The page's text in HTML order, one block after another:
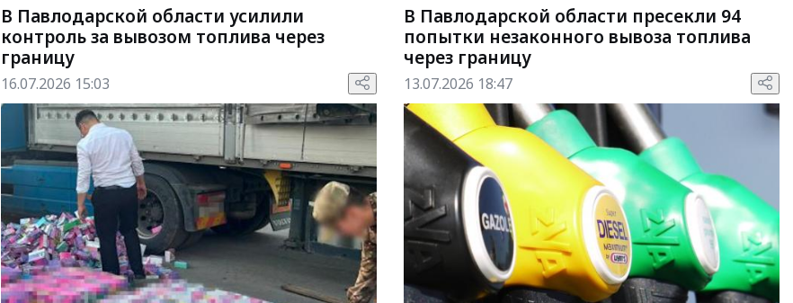
В Павлодарской области усилили
контроль за вывозом топлива через
границу
16.07.2026 15:03
В Павлодарской области пресекли 94
попытки незаконного вывоза топлива
через границу
13.07.2026 18:47